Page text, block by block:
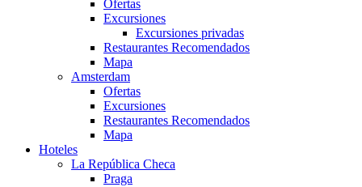
Ofertas
Excursiones
Excursiones privadas
Restaurantes Recomendados
Mapa
Amsterdam
Ofertas
Excursiones
Restaurantes Recomendados
Mapa
Hoteles
La República Checa
Praga